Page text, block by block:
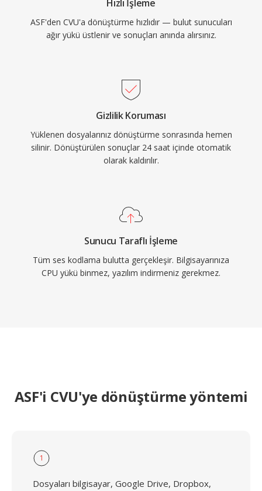
Hızlı İşleme
ASF'den CVU'a dönüştürme hızlıdır — bulut sunucuları
ağır yükü üstlenir ve sonuçları anında alırsınız.
Gizlilik Koruması
Yüklenen dosyalarınız dönüştürme sonrasında hemen
silinir. Dönüştürülen sonuçlar 24 saat içinde otomatik
olarak kaldırılır.
Sunucu Taraflı İşleme
Tüm ses kodlama bulutta gerçekleşir. Bilgisayarınıza
CPU yükü binmez, yazılım indirmeniz gerekmez.
ASF'i CVU'ye dönüştürme yöntemi
1
Dosyaları bilgisayar, Google Drive, Dropbox,